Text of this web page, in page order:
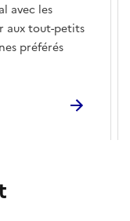
avec les
aux tout-petits
préférés